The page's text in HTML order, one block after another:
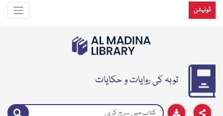
ڈونیشن
توبہ کی روایات و حکایات